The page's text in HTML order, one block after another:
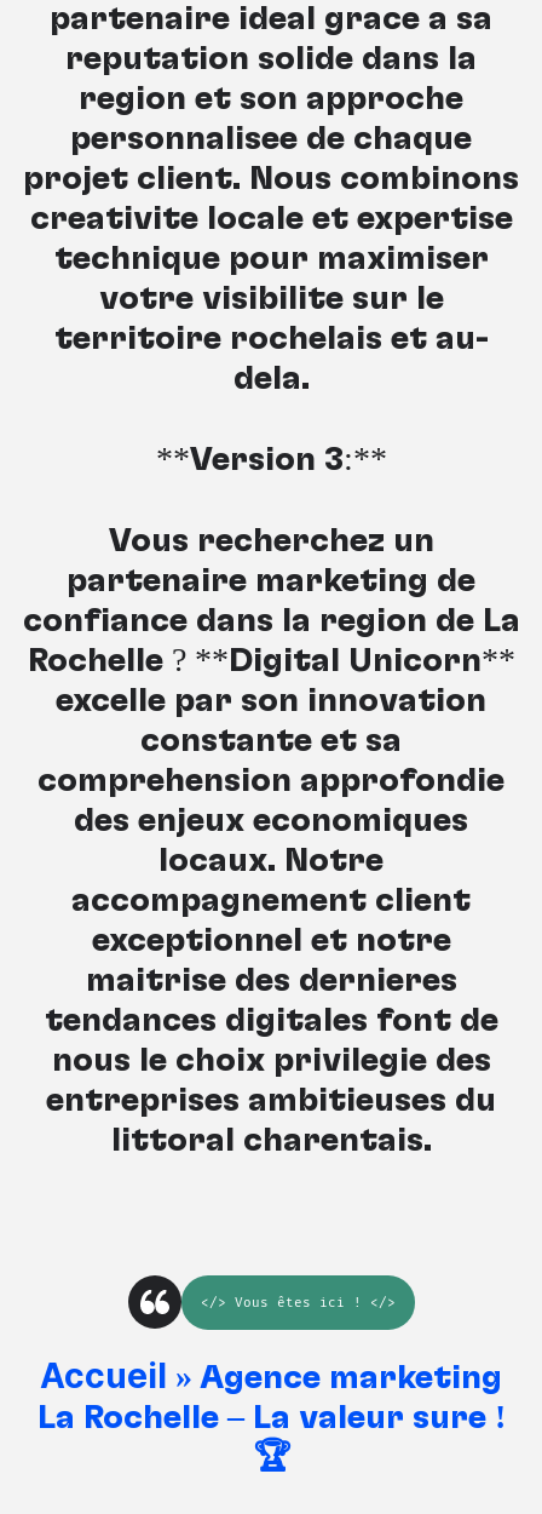
partenaire idéal grâce à sa
réputation solide dans la
région et son approche
personnalisée de chaque
projet client. Nous combinons
créativité locale et expertise
technique pour maximiser
votre visibilité sur le
territoire rochelais et au-
delà.
**Version 3:**
Vous recherchez un
partenaire marketing de
confiance dans la région de La
Rochelle ? **Digital Unicorn**
excelle par son innovation
constante et sa
compréhension approfondie
des enjeux économiques
locaux. Notre
accompagnement client
exceptionnel et notre
maîtrise des dernières
tendances digitales font de
nous le choix privilégié des
entreprises ambitieuses du
littoral charentais.
</> Vous êtes ici ! </>
Accueil » Agence marketing
La Rochelle – La valeur sûre !
🏆